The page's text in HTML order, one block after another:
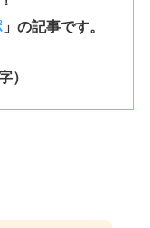
」の記事です。
）